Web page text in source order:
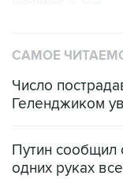
САМОЕ
Число
Геленджиком
Путин сообщил
одних руках